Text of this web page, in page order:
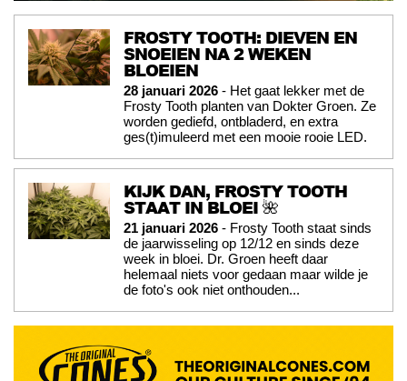
FROSTY TOOTH: DIEVEN EN
SNOEIEN NA 2 WEKEN
BLOEIEN
28 januari 2026 - Het gaat lekker met de
Frosty Tooth planten van Dokter Groen. Ze
worden gediefd, ontbladerd, en extra
ges(t)imuleerd met een mooie rooie LED.
KIJK DAN, FROSTY TOOTH
STAAT IN BLOEI 🌺
21 januari 2026 - Frosty Tooth staat sinds
de jaarwisseling op 12/12 en sinds deze
week in bloei. Dr. Groen heeft daar
helemaal niets voor gedaan maar wilde je
de foto's ook niet onthouden...